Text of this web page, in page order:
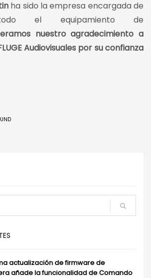
ha sido la empresa encargada de
el equipamiento de
nuestro agradecimiento a
Audiovisuales por su confianza
actualización de firmware de
añade la funcionalidad de Comando